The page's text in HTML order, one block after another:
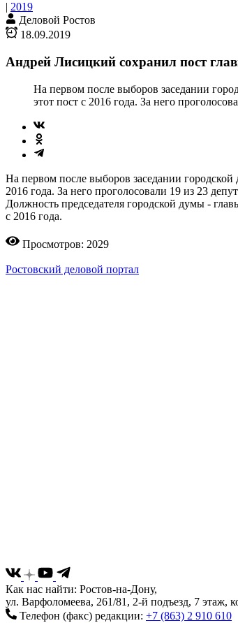
| 2019
Деловой Ростов
18.09.2019
Андрей Лисицкий сохранил пост
На первом после выборов заседании
этот пост с 2016 года. За него
На первом после выборов заседании
2016 года. За него проголосовали 19 из 23
Должность председателя городской думы -
с 2016 года.
Просмотров: 2029
Ростовский деловой портал
Как нас найти: Ростов-на-Дону,
ул. Варфоломеева, 261/81, 2-й подъезд, 7 этаж,
Телефон (факс) редакции: +7 (863) 2 910 610